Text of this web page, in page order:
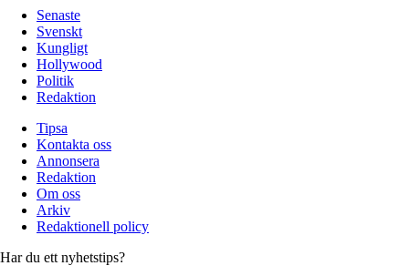
Senaste
Svenskt
Kungligt
Hollywood
Politik
Redaktion
Tipsa
Kontakta oss
Annonsera
Redaktion
Om oss
Arkiv
Redaktionell policy
Har du ett nyhetstips?